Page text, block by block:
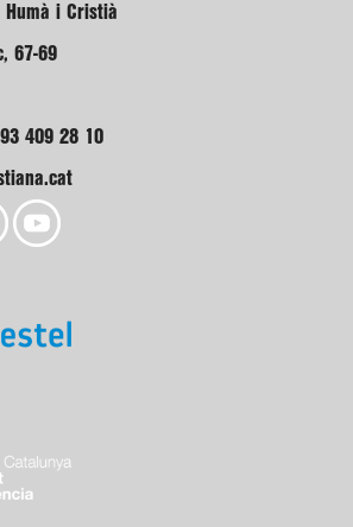
Humà i Cristià
67-69
409 28 10